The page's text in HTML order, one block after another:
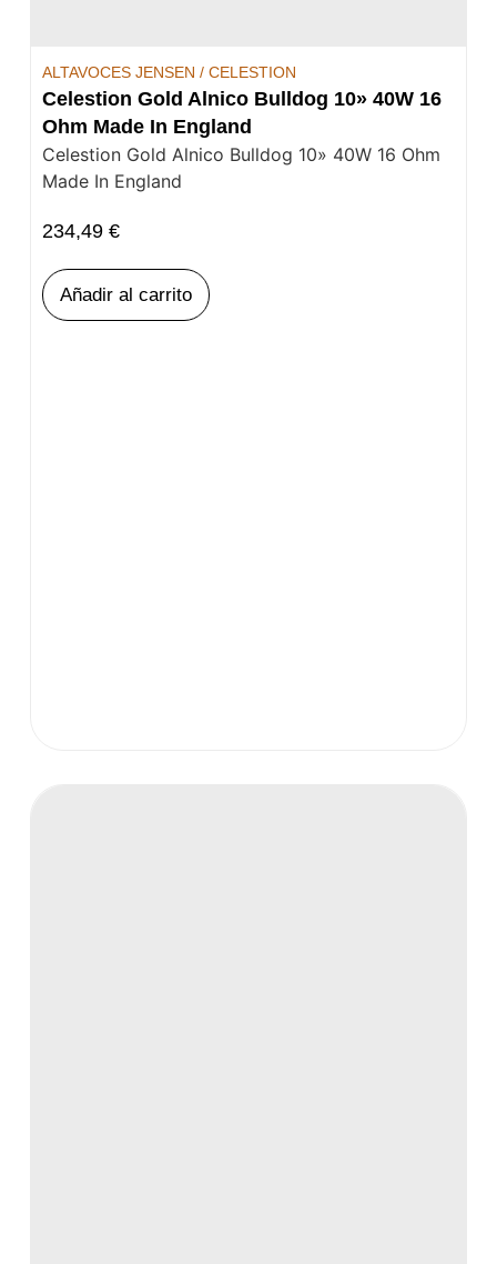
ALTAVOCES JENSEN / CELESTION
Celestion Gold Alnico Bulldog 10» 40W 16
Ohm Made In England
Celestion Gold Alnico Bulldog 10» 40W 16 Ohm
Made In England
234,49 €
Añadir al carrito